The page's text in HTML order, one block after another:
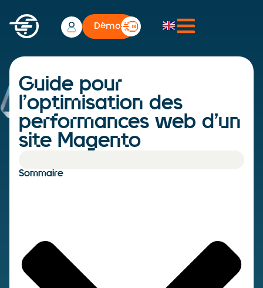
Démo
Guide pour
l’optimisation des
performances web d’un
site Magento
Sommaire